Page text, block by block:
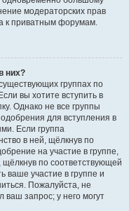
модераторских прав
к приватным форумам.
них?
группах по
вы хотите вступить в
Однако не все группы
для вступления в
Если группа
в ней, щёлкнув по
на участие в группе,
по соответствующей
ваше участие в группе и
Пожалуйста, не
ваш запрос; у него могут